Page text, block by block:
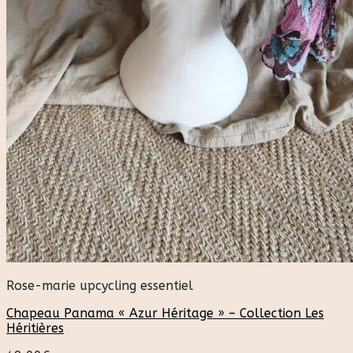
Rose-marie upcycling essentiel
Chapeau Panama « Azur Héritage » – Collection Les
Héritières